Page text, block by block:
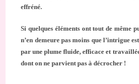
effréné.
Si quelques éléments ont tout de même
n’en demeure pas moins que l’intrigue
par une plume fluide, efficace et
dont on ne parvient pas à décrocher !